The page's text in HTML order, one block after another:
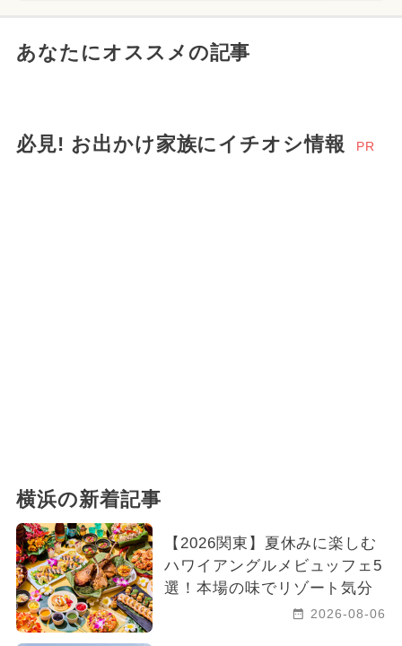
あなたにオススメの記事
必見! お出かけ家族にイチオシ情報 PR
横浜の新着記事
【2026関東】夏休みに楽しむ
ハワイアングルメビュッフェ5
選！本場の味でリゾート気分
2026-08-06